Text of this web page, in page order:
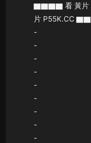
▇▇▇▇ 看 黃
片 P55K.CC
-
-
-
-
-
-
-
-
-